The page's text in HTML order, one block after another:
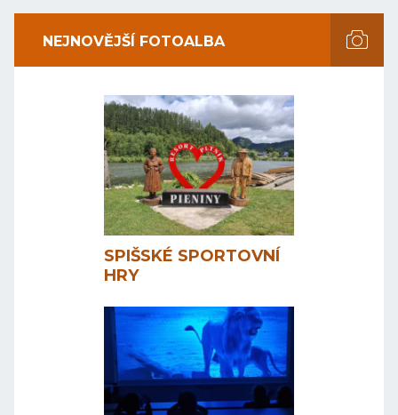
NEJNOVĚJŠÍ FOTOALBA
SPIŠSKÉ SPORTOVNÍ
HRY